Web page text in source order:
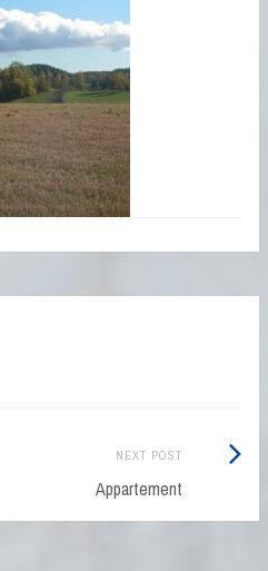
NEXT POST
Appartement
Next